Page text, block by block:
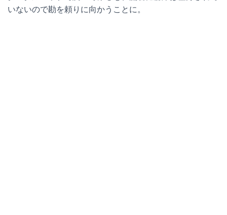
いないので勘を頼りに向かうことに。